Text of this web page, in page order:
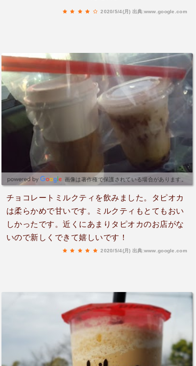
2020/5/4(月) 出典:www.google.com
画像は著作権で保護されている場合があります。
チョコレートミルクティを飲みました。タピオカ
は柔らかめで甘いです。ミルクティもとてもおい
しかったです。近くにあまりタピオカのお店がな
いので新しくできて嬉しいです！
2020/5/4(月) 出典:www.google.com